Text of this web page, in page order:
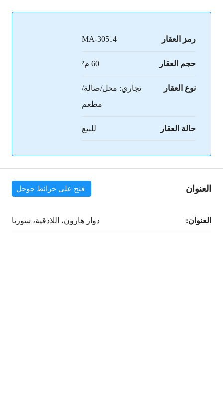
رمز العقار MA-30514
حجم العقار 60 م²
نوع العقار
تجاري: محل/صالة/
مطعم
حالة العقار للبيع
العنوان فتح على خرائط جوجل
العنوان: دوار هارون، اللاذقية، سوريا